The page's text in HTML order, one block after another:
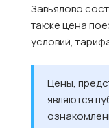
Завьялово
также цена
условий,
Цены,
являются